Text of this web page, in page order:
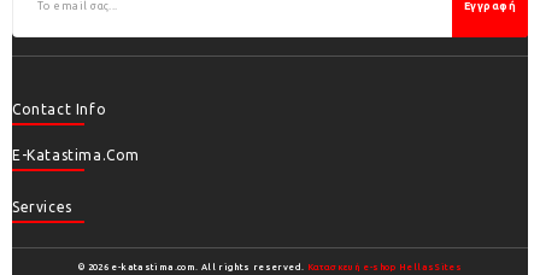
Εγγραφή
Contact Info
E-Katastima.com
Services
© 2026 e-katastima.com. All rights reserved. Κατασκευή e-shop HellasSites